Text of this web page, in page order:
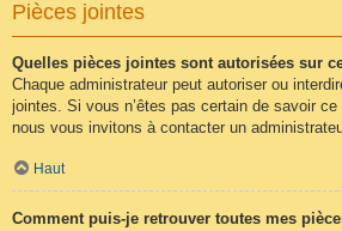
Pièces jointes
Quelles pièces jointes sont autorisées sur
Chaque administrateur peut autoriser ou
jointes. Si vous n’êtes pas certain de savoir
nous vous invitons à contacter un
Haut
Comment puis-je retrouver toutes mes